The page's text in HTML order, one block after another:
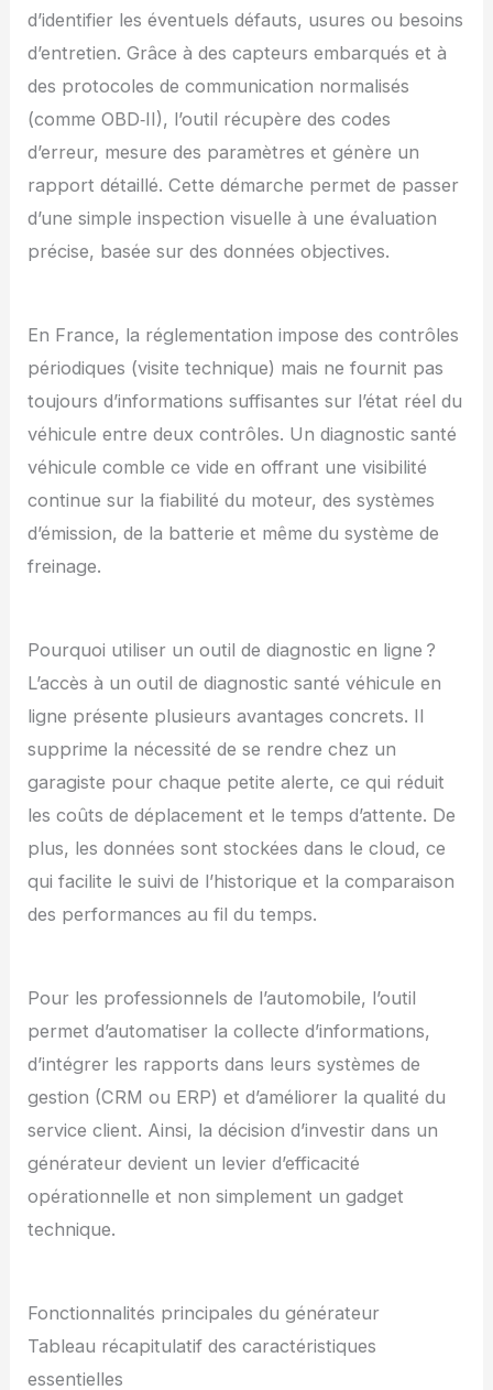
d’identifier les éventuels défauts, usures ou besoins
d’entretien. Grâce à des capteurs embarqués et à
des protocoles de communication normalisés
(comme OBD‑II), l’outil récupère des codes
d’erreur, mesure des paramètres et génère un
rapport détaillé. Cette démarche permet de passer
d’une simple inspection visuelle à une évaluation
précise, basée sur des données objectives.
En France, la réglementation impose des contrôles
périodiques (visite technique) mais ne fournit pas
toujours d’informations suffisantes sur l’état réel du
véhicule entre deux contrôles. Un diagnostic santé
véhicule comble ce vide en offrant une visibilité
continue sur la fiabilité du moteur, des systèmes
d’émission, de la batterie et même du système de
freinage.
Pourquoi utiliser un outil de diagnostic en ligne ?
L’accès à un outil de diagnostic santé véhicule en
ligne présente plusieurs avantages concrets. Il
supprime la nécessité de se rendre chez un
garagiste pour chaque petite alerte, ce qui réduit
les coûts de déplacement et le temps d’attente. De
plus, les données sont stockées dans le cloud, ce
qui facilite le suivi de l’historique et la comparaison
des performances au fil du temps.
Pour les professionnels de l’automobile, l’outil
permet d’automatiser la collecte d’informations,
d’intégrer les rapports dans leurs systèmes de
gestion (CRM ou ERP) et d’améliorer la qualité du
service client. Ainsi, la décision d’investir dans un
générateur devient un levier d’efficacité
opérationnelle et non simplement un gadget
technique.
Fonctionnalités principales du générateur
Tableau récapitulatif des caractéristiques
essentielles